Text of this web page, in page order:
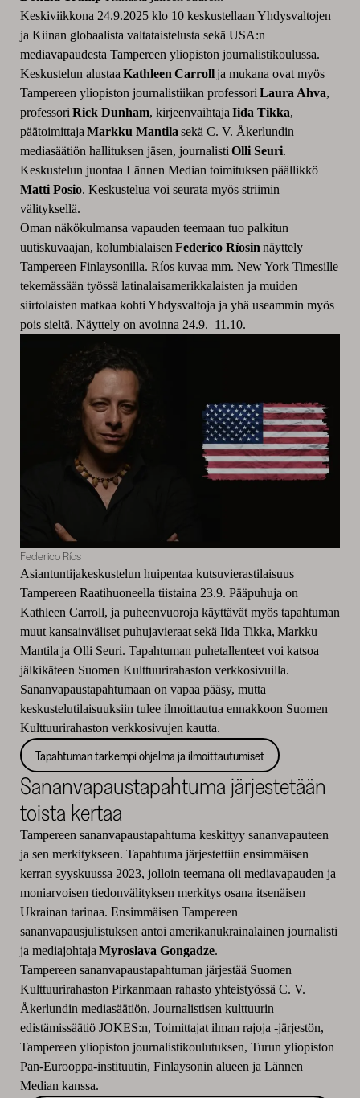
Keskiviikkona 24.9.2025 klo 10 keskustellaan Yhdysvaltojen
ja Kiinan globaalista valtataistelusta sekä USA:n
mediavapaudesta Tampereen yliopiston journalistikoulussa.
Keskustelun alustaaKathleen Carrollja mukana ovat myös
Tampereen yliopiston journalistiikan professoriLaura Ahva,
professoriRick Dunham, kirjeenvaihtajaIida Tikka,
päätoimittajaMarkku Mantilasekä C. V. Åkerlundin
mediasäätiön hallituksen jäsen, journalistiOlli Seuri.
Keskustelun juontaa Lännen Median toimituksen päällikkö
Matti Posio. Keskustelua voi seurata myös striimin
välityksellä.
Oman näkökulmansa vapauden teemaan tuo palkitun
uutiskuvaajan, kolumbialaisenFederico Ríosinnäyttely
Tampereen Finlaysonilla. Ríos kuvaa mm. New York Timesille
tekemässään työssä latinalaisamerikkalaisten ja muiden
siirtolaisten matkaa kohti Yhdysvaltoja ja yhä useammin myös
pois sieltä. Näyttely on avoinna 24.9.–11.10.
Federico Ríos
Asiantuntijakeskustelun huipentaa kutsuvierastilaisuus
Tampereen Raatihuoneella tiistaina 23.9. Pääpuhuja on
Kathleen Carroll, ja puheenvuoroja käyttävät myös tapahtuman
muut kansainväliset puhujavieraat sekä Iida Tikka, Markku
Mantila ja Olli Seuri. Tapahtuman puhetallenteet voi katsoa
jälkikäteen Suomen Kulttuurirahaston verkkosivuilla.
Sananvapaustapahtumaan on vapaa pääsy, mutta
keskustelutilaisuuksiin tulee ilmoittautua ennakkoon Suomen
Kulttuurirahaston verkkosivujen kautta.
Tapahtuman tarkempi ohjelma ja ilmoittautumiset
Sananvapaustapahtuma järjestetään
toista kertaa
Tampereen sananvapaustapahtuma keskittyy sananvapauteen
ja sen merkitykseen. Tapahtuma järjestettiin ensimmäisen
kerran syyskuussa 2023, jolloin teemana oli mediavapauden ja
moniarvoisen tiedonvälityksen merkitys osana itsenäisen
Ukrainan tarinaa. Ensimmäisen Tampereen
sananvapausjulistuksen antoi amerikanukrainalainen journalisti
ja mediajohtaja Myroslava Gongadze.
Tampereen sananvapaustapahtuman järjestää Suomen
Kulttuurirahaston Pirkanmaan rahasto yhteistyössä C. V.
Åkerlundin mediasäätiön, Journalistisen kulttuurin
edistämissäätiö JOKES:n, Toimittajat ilman rajoja -järjestön,
Tampereen yliopiston journalistikoulutuksen, Turun yliopiston
Pan-Eurooppa-instituutin, Finlaysonin alueen ja Lännen
Median kanssa.